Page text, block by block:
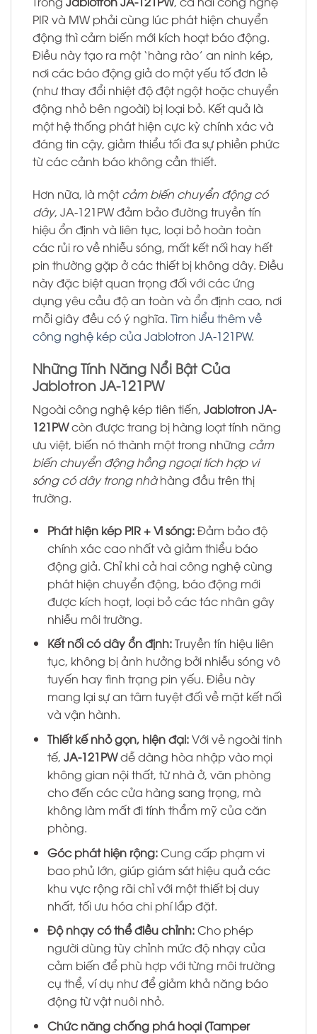
PIR và MW phải cùng lúc phát hiện chuyển
động thì cảm biến mới kích hoạt báo động.
Điều này tạo ra một ‘hàng rào’ an ninh kép,
nơi các báo động giả do một yếu tố đơn lẻ
(như thay đổi nhiệt độ đột ngột hoặc chuyển
động nhỏ bên ngoài) bị loại bỏ. Kết quả là
một hệ thống phát hiện cực kỳ chính xác và
đáng tin cậy, giảm thiểu tối đa sự phiền phức
từ các cảnh báo không cần thiết.
Hơn nữa, là mộtcảm biến chuyển động có
dây, JA-121PW đảm bảo đường truyền tín
hiệu ổn định và liên tục, loại bỏ hoàn toàn
các rủi ro về nhiễu sóng, mất kết nối hay hết
pin thường gặp ở các thiết bị không dây. Điều
này đặc biệt quan trọng đối với các ứng
dụng yêu cầu độ an toàn và ổn định cao, nơi
mỗi giây đều có ý nghĩa. Tìm hiểu thêm về
công nghệ kép của Jablotron JA-121PW.
Những Tính Năng Nổi Bật Của
Jablotron JA-121PW
Ngoài công nghệ kép tiên tiến, Jablotron JA-
121PWcòn được trang bị hàng loạt tính năng
ưu việt, biến nó thành một trong những cảm
biến chuyển động hồng ngoại tích hợp vi
sóng có dây trong nhàhàng đầu trên thị
trường.
Phát hiện kép PIR + Vi sóng:Đảm bảo độ
chính xác cao nhất và giảm thiểu báo
động giả. Chỉ khi cả hai công nghệ cùng
phát hiện chuyển động, báo động mới
được kích hoạt, loại bỏ các tác nhân gây
nhiễu môi trường.
Kết nối có dây ổn định:Truyền tín hiệu liên
tục, không bị ảnh hưởng bởi nhiễu sóng vô
tuyến hay tình trạng pin yếu. Điều này
mang lại sự an tâm tuyệt đối về mặt kết nối
và vận hành.
Thiết kế nhỏ gọn, hiện đại:Với vẻ ngoài tinh
tế, JA-121PWdễ dàng hòa nhập vào mọi
không gian nội thất, từ nhà ở, văn phòng
cho đến các cửa hàng sang trọng, mà
không làm mất đi tính thẩm mỹ của căn
phòng.
Góc phát hiện rộng:Cung cấp phạm vi
bao phủ lớn, giúp giám sát hiệu quả các
khu vực rộng rãi chỉ với một thiết bị duy
nhất, tối ưu hóa chi phí lắp đặt.
Độ nhạy có thể điều chỉnh:Cho phép
người dùng tùy chỉnh mức độ nhạy của
cảm biến để phù hợp với từng môi trường
cụ thể, ví dụ như để giảm khả năng báo
động từ vật nuôi nhỏ.
Chức năng chống phá hoại (Tamper